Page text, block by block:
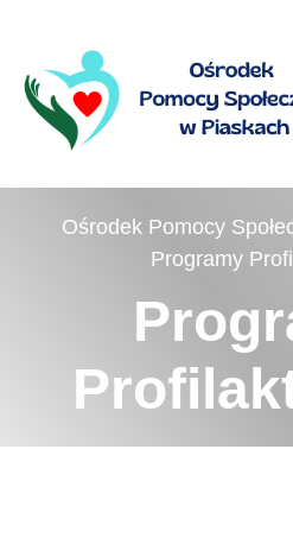
Ośrodek Pomocy
Programy